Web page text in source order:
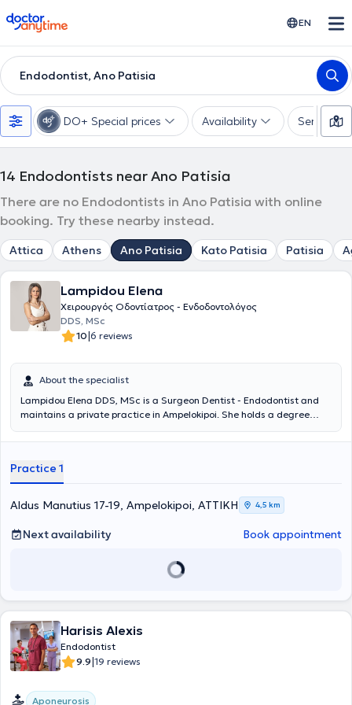
doctoranytime EN
Endodontist, Ano Patisia
DO+ Special prices Availability Services
14 Endodontists near Ano Patisia
There are no Endodontists in Ano Patisia with online
booking. Try these nearby instead.
Attica Athens Ano Patisia Kato Patisia Patisia
Lampidou Elena
Χειρουργός Οδοντίατρος - Ενδοδοντολόγος
DDS, MSc
10|6 reviews
About the specialist
Lampidou Elena DDS, MSc is a Surgeon Dentist - Endodontist and
maintains a private practice in Ampelokipoi. She holds a degree
postgraduate degree in Endodontics from the University of
training in dental prosthetics and facial aesthetics in the United
Kingdom. She possesses extensive and diverse professional
experience, having worked as a surgeon dentist in Greece and the
United Kingdom. Finally, she actively participates in conferences to
stay updated on scientific advancements and new technologies.
Practice 1
Aldus Manutius 17-19, Ampelokipoi, ΑΤΤΙΚΗ 4,5 km
Next availability Book appointment
Harisis Alexis
Endodontist
9.9|19 reviews
Aponeurosis